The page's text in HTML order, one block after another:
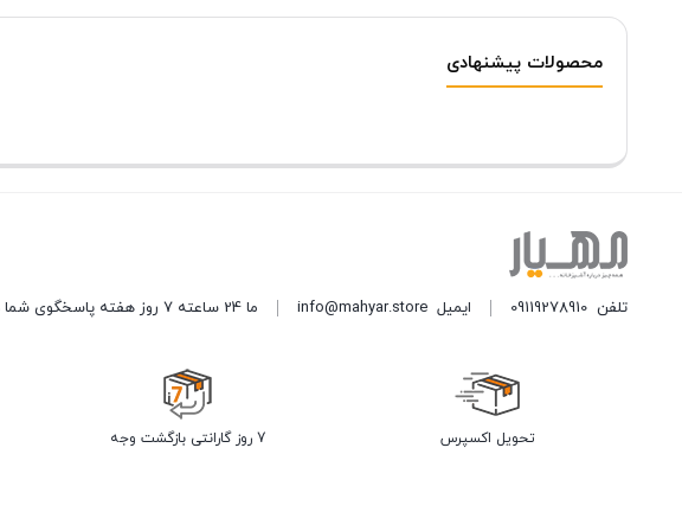
محصولات پیشنهادی
تلفن09119278910 ایمیلinfo@mahyar.store ما 24 ساعته 7 روز هفته پاسخگوی شما هستیم.
تحویل اکسپرس 7 روز گارانتی بازگشت وجه